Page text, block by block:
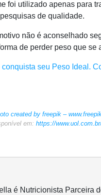
foi utilizado apenas para
de qualidade.
não é aconselhado
de perder peso que se
seu Peso Ideal.
created by freepik –
em: https://
é Nutricionista Parceira